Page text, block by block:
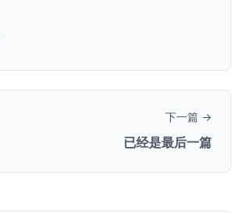
下一篇 →
已经是最后一篇